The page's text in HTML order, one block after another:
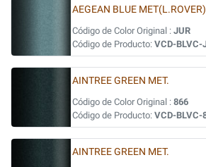
AEGEAN BLUE
Código de Color Original : JUR
Código de Producto: VCD-BLVC-
AINTREE GREEN MET.
Código de Color Original : 866
Código de Producto: VCD-BLVC-
AINTREE GREEN MET.